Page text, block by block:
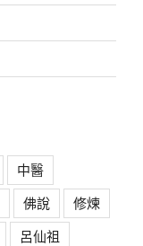
中醫
佛說
修煉
呂仙祖